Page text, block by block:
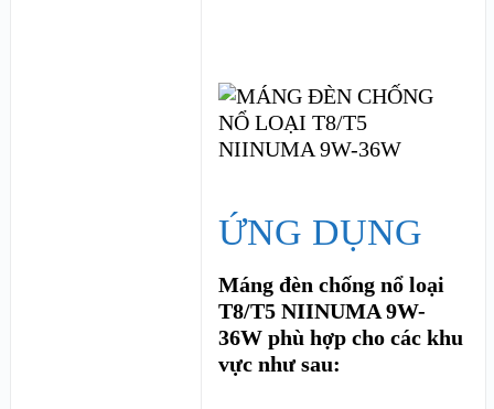
ỨNG DỤNG
Máng đèn chống nổ loại
T8/T5 NIINUMA 9W-
36W phù hợp cho các khu
vực như sau: